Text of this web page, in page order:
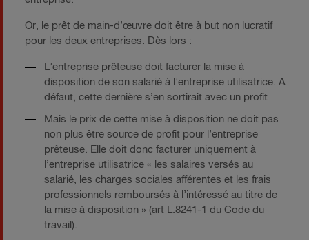
Or, le prêt de main-d’œuvre doit être à but non lucratif
pour les deux entreprises. Dès lors :
L’entreprise prêteuse doit facturer la mise à
disposition de son salarié à l’entreprise utilisatrice. A
défaut, cette dernière s’en sortirait avec un profit
Mais le prix de cette mise à disposition ne doit pas
non plus être source de profit pour l’entreprise
prêteuse. Elle doit donc facturer uniquement à
l’entreprise utilisatrice « les salaires versés au
salarié, les charges sociales afférentes et les frais
professionnels remboursés à l’intéressé au titre de
la mise à disposition » (art L.8241-1 du Code du
travail).